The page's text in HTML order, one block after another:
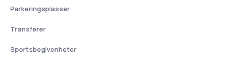
Parkeringsplasser
Transferer
Sportsbegivenheter